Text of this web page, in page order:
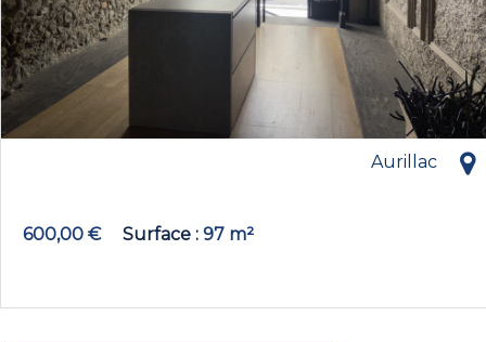
Aurillac
600,00 € Surface 97 m²